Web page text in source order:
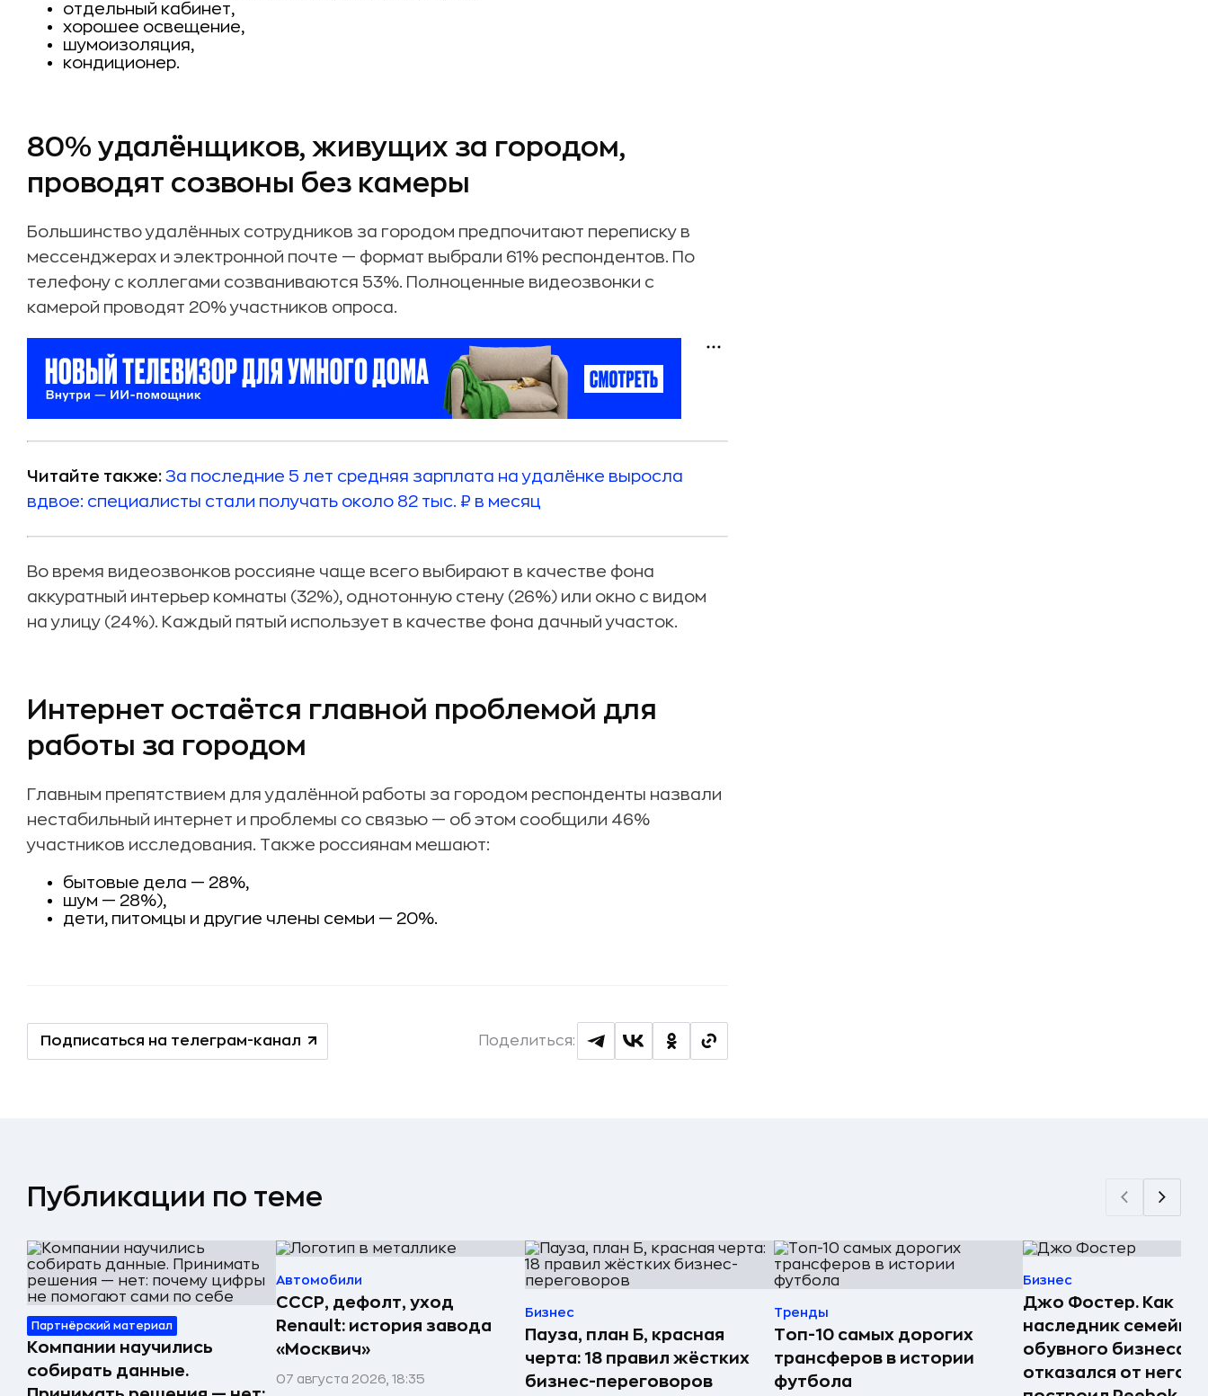
отдельный кабинет,
хорошее освещение,
шумоизоляция,
кондиционер.
80% удалёнщиков, живущих за городом,
проводят созвоны без камеры
Большинство удалённых сотрудников за городом предпочитают переписку в
мессенджерах и электронной почте — формат выбрали 61% респондентов. По
телефону с коллегами созваниваются 53%. Полноценные видеозвонки с
камерой проводят 20% участников опроса.
Читайте также: За последние 5 лет средняя зарплата на удалёнке выросла
вдвое: специалисты стали получать около 82 тыс. ₽ в месяц
Во время видеозвонков россияне чаще всего выбирают в качестве фона
аккуратный интерьер комнаты (32%), однотонную стену (26%) или окно с видом
на улицу (24%). Каждый пятый использует в качестве фона дачный участок.
Интернет остаётся главной проблемой для
работы за городом
Главным препятствием для удалённой работы за городом респонденты назвали
нестабильный интернет и проблемы со связью — об этом сообщили 46%
участников исследования. Также россиянам мешают:
бытовые дела — 28%,
шум — 28%),
дети, питомцы и другие члены семьи — 20%.
Подписаться на телеграм-канал Поделиться:
Публикации по теме
Партнёрский материал
Компании научились
собирать данные.
Автомобили
СССР, дефолт, уход
Renault: история завода
«Москвич»
07 августа 2026, 18:35
Бизнес
Пауза, план Б, красная
черта: 18 правил жёстких
бизнес-переговоров
Тренды
Топ-10 самых дорогих
трансферов в истории
футбола
Бизнес
Джо Фостер. Как
наследник
обувного бизнеса
отказался от него и